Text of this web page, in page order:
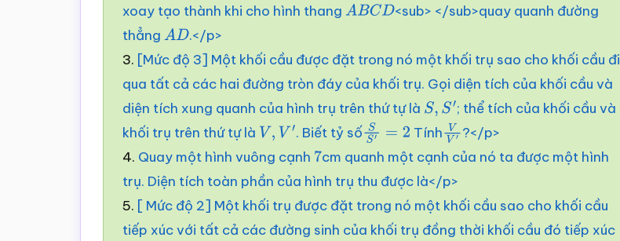
xoay tạo thành khi cho hình thang ABCD
<sub> </sub>quay quanh đường
thẳng AD .</p>
3. [Mức độ 3] Một khối cầu được đặt trong nó một khối trụ sao cho khối cầu đi
qua tất cả các hai đường tròn đáy của khối trụ. Gọi diện tích của khối cầu và
diện tích xung quanh của hình trụ trên thứ tự là S,S′ ; thể tích của khối cầu và
khối trụ trên thứ tự là V V′ . Biết tỷ sốSS′ =2 TínhVV′?</p>
4. Quay một hình vuông cạnh 7cm quanh một cạnh của nó ta được một hình
trụ. Diện tích toàn phần của hình trụ thu được là</p>
5. [ Mức độ 2] Một khối trụ được đặt trong nó một khối cầu sao cho khối cầu
tiếp xúc với tất cả các đường sinh của khối trụ đồng thời khối cầu đó tiếp xúc